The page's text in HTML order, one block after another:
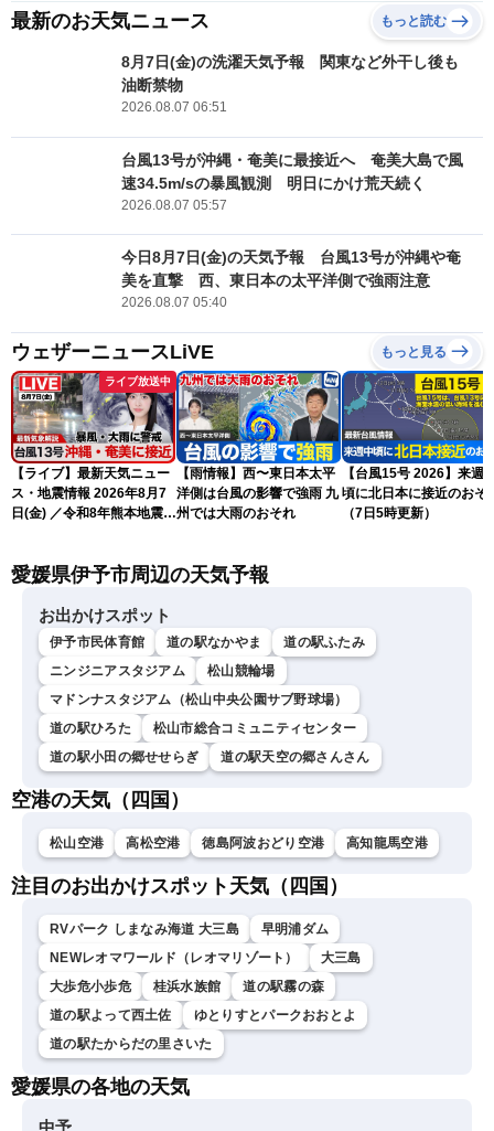
最新のお天気ニュース もっと読む
8月7日(金)の洗濯天気予報 関東など外干し後も
油断禁物
2026.08.07 06:51
台風13号が沖縄・奄美に最接近へ 奄美大島で風
速34.5m/sの暴風観測 明日にかけ荒天続く
2026.08.07 05:57
今日8月7日(金)の天気予報 台風13号が沖縄や奄
美を直撃 西、東日本の太平洋側で強雨注意
2026.08.07 05:40
ウェザーニュースLiVE もっと見る
ライブ放送中
【ライブ】最新天気ニュー
ス・地震情報 2026年8月7
日(金) ／令和8年熊本地震情
央・江川清音／有賀哲夫〉
【雨情報】西〜東日本太平
洋側は台風の影響で強雨 九
州では大雨のおそれ
【台風15号 2026】来週
頃に北日本に接近のおそ
（7日5時更新）
愛媛県伊予市周辺の天気予報
お出かけスポット
伊予市民体育館 道の駅なかやま
道の駅ふたみ
ニンジニアスタジアム
松山競輪場
マドンナスタジアム（松山中央公園サブ野球場）
道の駅ひろた
松山市総合コミュニティセンター
道の駅小田の郷せせらぎ
道の駅天空の郷さんさん
空港の天気（四国）
松山空港 高松空港 徳島阿波おどり空港 高知龍馬空港
注目のお出かけスポット天気（四国）
RVパーク しまなみ海道 大三島
早明浦ダム
NEWレオマワールド（レオマリゾート）
大三島
大歩危小歩危
桂浜水族館
道の駅霧の森
道の駅よって西土佐
ゆとりすとパークおおとよ
道の駅たからだの里さいた
愛媛県の各地の天気
中予